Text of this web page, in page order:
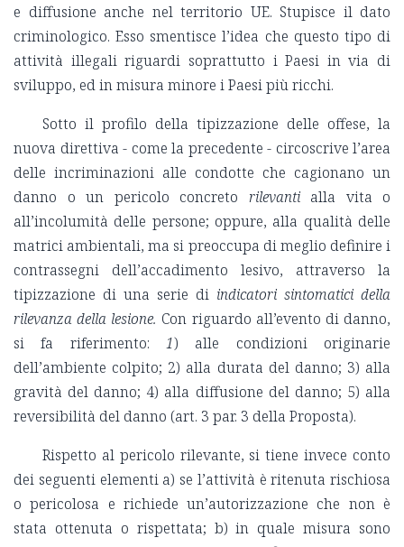
e diffusione anche nel territorio UE. Stupisce il dato
criminologico. Esso smentisce l’idea che questo tipo di
attività illegali riguardi soprattutto i Paesi in via di
sviluppo, ed in misura minore i Paesi più ricchi.
Sotto il profilo della tipizzazione delle offese, la
nuova direttiva - come la precedente - circoscrive l’area
delle incriminazioni alle condotte che cagionano un
danno o un pericolo concreto rilevanti alla vita o
all’incolumità delle persone; oppure, alla qualità delle
matrici ambientali, ma si preoccupa di meglio definire i
contrassegni dell’accadimento lesivo, attraverso la
tipizzazione di una serie di indicatori sintomatici della
rilevanza della lesione. Con riguardo all’evento di danno,
si fa riferimento: 1) alle condizioni originarie
dell’ambiente colpito; 2) alla durata del danno; 3) alla
gravità del danno; 4) alla diffusione del danno; 5) alla
reversibilità del danno (art. 3 par. 3 della Proposta).
Rispetto al pericolo rilevante, si tiene invece conto
dei seguenti elementi a) se l’attività è ritenuta rischiosa
o pericolosa e richiede un’autorizzazione che non è
stata ottenuta o rispettata; b) in quale misura sono